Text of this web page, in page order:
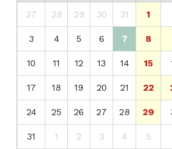
27 28 29 30 31 1
3 4 5 6 7 8
10 11 12 13 14 15
17 18 19 20 21 22
24 25 26 27 28 29
31 1 2 3 4 5